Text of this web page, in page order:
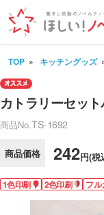
TOP キッチングッズ
カトラリーセッ
商品No.TS-1692
商品価格 242円(税
1色印刷 2色印刷 フル